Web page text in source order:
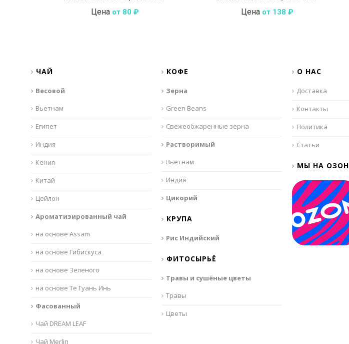
Цена от 80 ₽ Цена от 138 ₽
ЧАЙ
Весовой
Вьетнам
Египет
Индия
Кения
Китай
Цейлон
Ароматизированный чай
на основе Assam
на основе Гибискуса
на основе Зеленого
на основе Те Гуань Инь
Фасованный
Чай DREAM LEAF
Чай Merlin
КОФЕ
Зерна
Green Beans
Свежеобжаренные зерна
Растворимый
Вьетнам
Индия
Цикорий
КРУПА
Рис Индийский
ФИТОСЫРЬЁ
Травы и сушёные цветы
Травы
Цветы
О НАС
Доставка
Контакты
Политика
Статьи
МЫ НА ОЗОН